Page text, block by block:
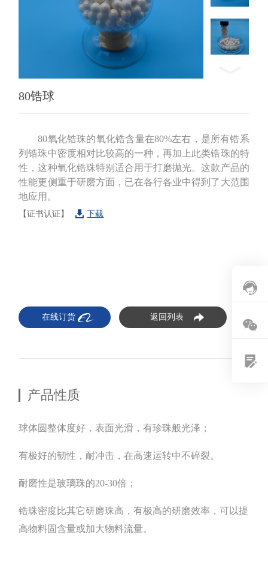
80锆球
80氧化锆珠的氧化锆含量在80%左右，是所有锆系
列锆珠中密度相对比较高的一种，再加上此类锆珠的特
性，这种氧化锆珠特别适合用于打磨抛光。这款产品的
性能更侧重于研磨方面，已在各行各业中得到了大范围
地应用。
【证书认证】 下载
在线订货 返回列表
产品性质
球体圆整体度好，表面光滑，有珍珠般光泽；
有极好的韧性，耐冲击，在高速运转中不碎裂。
耐磨性是玻璃珠的20-30倍；
锆珠密度比其它研磨珠高，有极高的研磨效率，可以提
高物料固含量或加大物料流量。